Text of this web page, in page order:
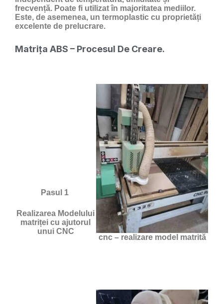
frecvență. Poate fi utilizat în majoritatea mediilor.
Este, de asemenea, un termoplastic cu proprietăți
excelente de prelucrare.
Matrița ABS – Procesul De Creare.
cnc – realizare model matrită
Pasul 1
Realizarea Modelului
matriței cu ajutorul
unui CNC